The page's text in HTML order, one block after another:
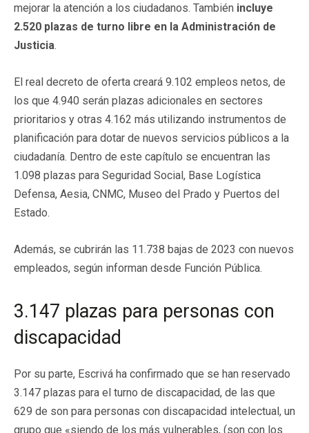
mejorar la atención a los ciudadanos. También incluye
2.520 plazas de turno libre en la Administración de
Justicia.
El real decreto de oferta creará 9.102 empleos netos, de
los que 4.940 serán plazas adicionales en sectores
prioritarios y otras 4.162 más utilizando instrumentos de
planificación para dotar de nuevos servicios públicos a la
ciudadanía. Dentro de este capítulo se encuentran las
1.098 plazas para Seguridad Social, Base Logística
Defensa, Aesia, CNMC, Museo del Prado y Puertos del
Estado.
Además, se cubrirán las 11.738 bajas de 2023 con nuevos
empleados, según informan desde Función Pública.
3.147 plazas para personas con
discapacidad
Por su parte, Escrivá ha confirmado que se han reservado
3.147 plazas para el turno de discapacidad, de las que
629 de son para personas con discapacidad intelectual, un
grupo que «siendo de los más vulnerables, (son con los